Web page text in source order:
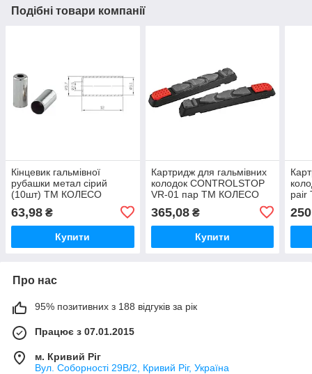
Подібні товари компанії
Кінцевик гальмівної
рубашки метал сірий
(10шт) ТМ КОЛЕСО
63,98 ₴
Купити
Картридж для гальмівних
колодок CONTROLSTOP
VR-01 пар ТМ КОЛЕСО
365,08₴
Купити
Про нас
95% позитивних з 188 відгуків за рік
Працює з 07.01.2015
м. Кривий Ріг
Вул. Соборності 29В/2, Кривий Ріг, Україна